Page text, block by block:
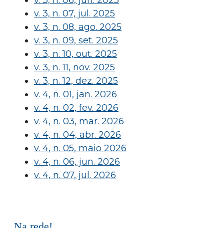
v. 3, n. 07, jul. 2025
v. 3, n. 08, ago. 2025
v. 3, n. 09, set. 2025
v. 3, n. 10, out. 2025
v. 3, n. 11, nov. 2025
v. 3, n. 12, dez. 2025
v. 4, n. 01, jan. 2026
v. 4, n. 02, fev. 2026
v. 4, n. 03, mar. 2026
v. 4, n. 04, abr. 2026
v. 4, n. 05, maio 2026
v. 4, n. 06, jun. 2026
v. 4, n. 07, jul. 2026